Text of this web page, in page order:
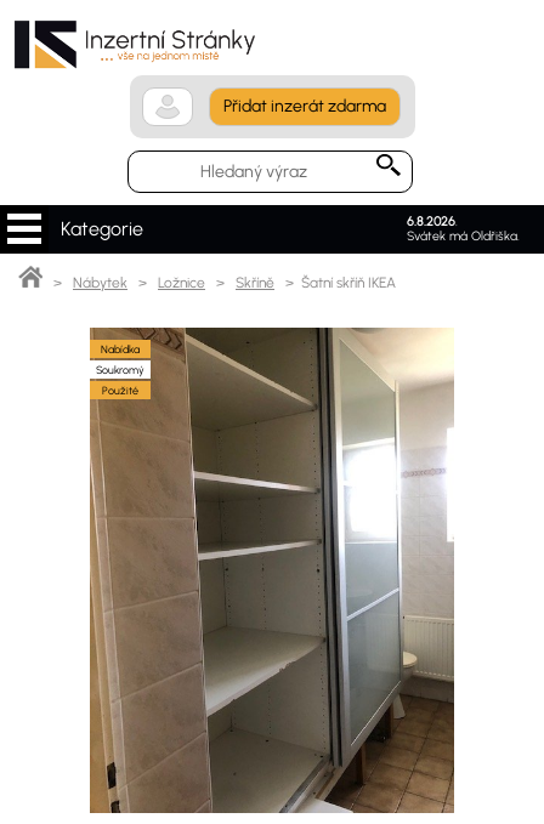
Přidat inzerát zdarma
6.8.2026.
Svátek má Oldřiška.
Kategorie
> Nábytek > Ložnice > Skříně > Šatní skříň IKEA
Nabídka
Soukromý
Použité